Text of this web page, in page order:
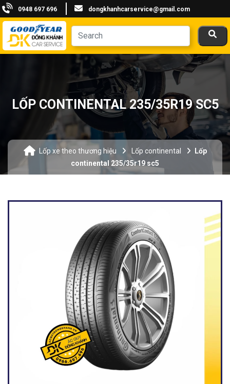
0948 697 696 dongkhanhcarservice@gmail.com
LỐP CONTINENTAL 235/35R19 SC5
Lốp xe theo thương hiệu Lốp continental
Lốp
continental 235/35r19 sc5